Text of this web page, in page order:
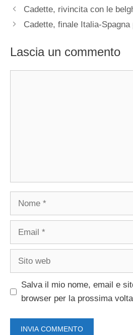
Cadette, rivincita con le
Cadette, finale Italia-Spagna
Lascia un commento
Nome
Email
Sito
Salva il mio nome, email e
browser per la prossima